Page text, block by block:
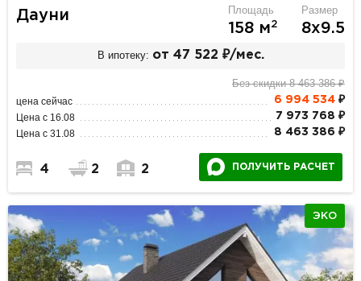
Дауни Площадь
158 м2
Размер
8х9.5
В ипотеку: от 47 522 ₽/мес.
Без скидки 8 463 386 ₽
цена сейчас 6 994 534₽
Цена с 16.08 7 973 768 ₽
Цена с 31.08 8 463 386 ₽
4 2 2 ПОЛУЧИТЬ РАСЧЕТ
ЭКО